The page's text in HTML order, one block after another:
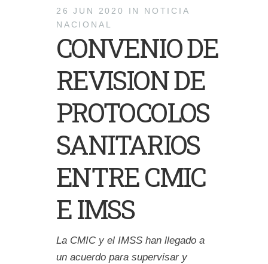
26 JUN 2020 IN
NOTICIA
NACIONAL
CONVENIO DE
REVISION DE
PROTOCOLOS
SANITARIOS
ENTRE CMIC
E IMSS
La CMIC y el IMSS han llegado a
un acuerdo para supervisar y